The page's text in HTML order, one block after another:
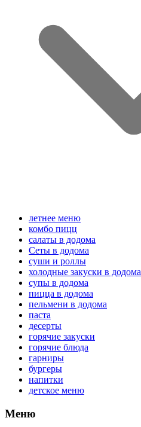
летнее меню
комбо пицц
салаты в додома
Сеты в додома
суши и роллы
холодные закуски в додома
супы в додома
пицца в додома
пельмени в додома
паста
десерты
горячие закуски
горячие блюда
гарниры
бургеры
напитки
детское меню
Меню